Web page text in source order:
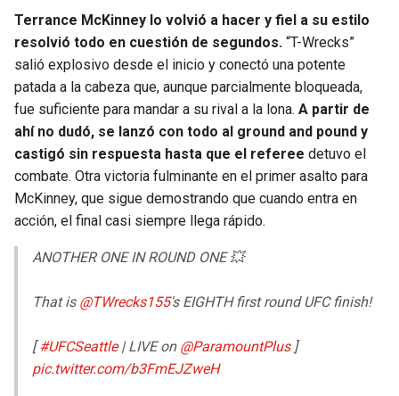
Terrance McKinney lo volvió a hacer y fiel a su estilo
resolvió todo en cuestión de segundos. “T-Wrecks”
salió explosivo desde el inicio y conectó una potente
patada a la cabeza que, aunque parcialmente bloqueada,
fue suficiente para mandar a su rival a la lona. A partir de
ahí no dudó, se lanzó con todo al ground and pound y
castigó sin respuesta hasta que el referee detuvo el
combate. Otra victoria fulminante en el primer asalto para
McKinney, que sigue demostrando que cuando entra en
acción, el final casi siempre llega rápido.
ANOTHER ONE IN ROUND ONE 💥
That is @TWrecks155's EIGHTH first round UFC finish!
[#UFCSeattle| LIVE on @ParamountPlus]
pic.twitter.com/b3FmEJZweH